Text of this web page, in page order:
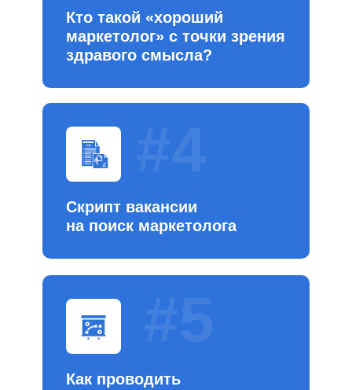
Кто такой «хороший
маркетолог» с точки зрения
здравого смысла?
Скрипт вакансии
на поиск маркетолога
Как проводить